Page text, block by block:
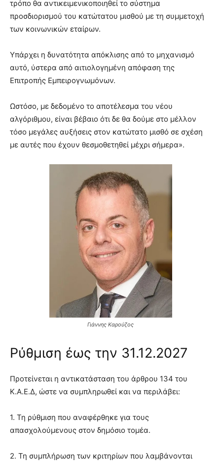
τρόπο θα αντικειμενικοποιηθεί το σύστημα
προσδιορισμού του κατώτατου μισθού με τη συμμετοχή
των κοινωνικών εταίρων.
Υπάρχει η δυνατότητα απόκλισης από το μηχανισμό
αυτό, ύστερα από αιτιολογημένη απόφαση της
Επιτροπής Εμπειρογνωμόνων.
Ωστόσο, με δεδομένο το αποτέλεσμα του νέου
αλγόριθμου, είναι βέβαιο ότι δε θα δούμε στο μέλλον
τόσο μεγάλες αυξήσεις στον κατώτατο μισθό σε σχέση
με αυτές που έχουν θεσμοθετηθεί μέχρι σήμερα».
Γιάννης Καρούζος
Ρύθμιση έως την 31.12.2027
Προτείνεται η αντικατάσταση του άρθρου 134 του
Κ.Α.Ε.Δ, ώστε να συμπληρωθεί και να περιλάβει:
1. Τη ρύθμιση που αναφέρθηκε για τους
απασχολούμενους στον δημόσιο τομέα.
2. Τη συμπλήρωση των κριτηρίων που λαμβάνονται